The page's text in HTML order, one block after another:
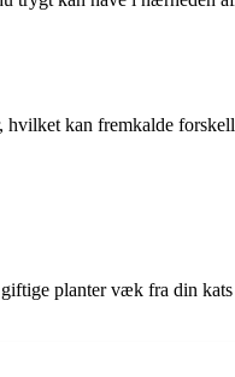
kan fremkalde
planter væk fra din